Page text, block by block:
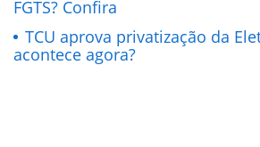
FGTS? Confira
TCU aprova privatização da
acontece agora?